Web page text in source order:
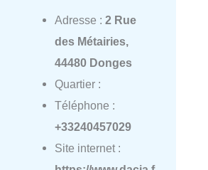
Adresse : 2 Rue
des Métairies,
44480 Donges
Quartier :
Téléphone :
+33240457029
Site internet :